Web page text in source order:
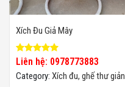
Xích Đu Giả Mây
Liên hệ: 0978773883
Category: Xích đu, ghế thư giản